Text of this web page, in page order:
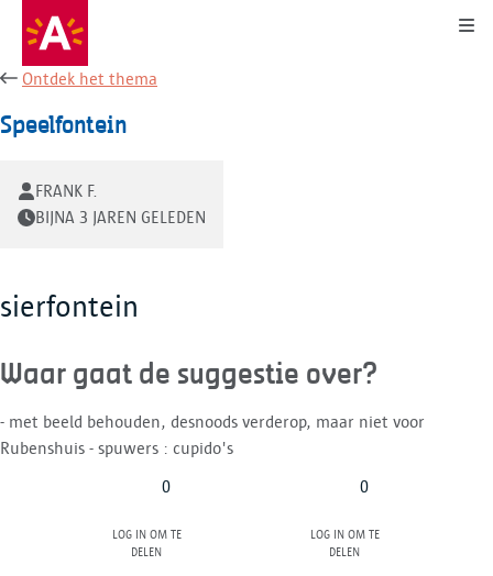
Ontdek het thema
Speelfontein
FRANK F.
BIJNA 3 JAREN GELEDEN
sierfontein
Waar gaat de suggestie over?
- met beeld behouden, desnoods verderop, maar niet voor
Rubenshuis - spuwers : cupido's
0
Log in om te
delen
0
Log in om te
delen